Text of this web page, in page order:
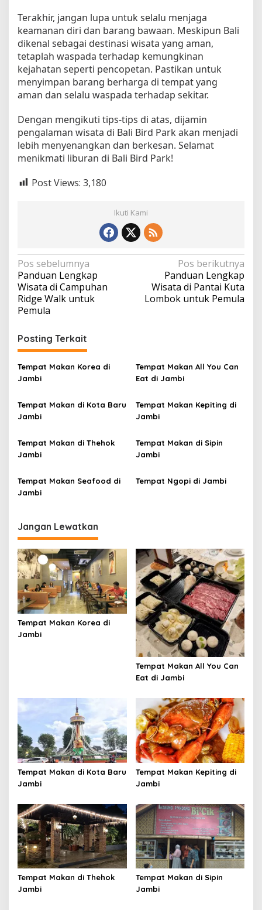
Terakhir, jangan lupa untuk selalu menjaga
keamanan diri dan barang bawaan. Meskipun Bali
dikenal sebagai destinasi wisata yang aman,
tetaplah waspada terhadap kemungkinan
kejahatan seperti pencopetan. Pastikan untuk
menyimpan barang berharga di tempat yang
aman dan selalu waspada terhadap sekitar.
Dengan mengikuti tips-tips di atas, dijamin
pengalaman wisata di Bali Bird Park akan menjadi
lebih menyenangkan dan berkesan. Selamat
menikmati liburan di Bali Bird Park!
Post Views: 3,180
Ikuti Kami
N
a
v
i
g
a
s
i
o
Pos sebelumnya
Panduan Lengkap
Wisata di Campuhan
Ridge Walk untuk
Pemula
Pos berikutnya
Panduan Lengkap
Wisata di Pantai Kuta
Lombok untuk Pemula
Posting Terkait
Tempat Makan Korea di
Jambi
Tempat Makan All You Can
Eat di Jambi
Tempat Makan di Kota Baru
Jambi
Tempat Makan Kepiting di
Jambi
Tempat Makan di Thehok
Jambi
Tempat Makan di Sipin
Jambi
Tempat Makan Seafood di
Jambi
Tempat Ngopi di Jambi
Jangan Lewatkan
Tempat Makan Korea di
Jambi
Tempat Makan All You Can
Eat di Jambi
Tempat Makan di Kota Baru
Jambi
Tempat Makan Kepiting di
Jambi
Tempat Makan di Thehok
Jambi
Tempat Makan di Sipin
Jambi